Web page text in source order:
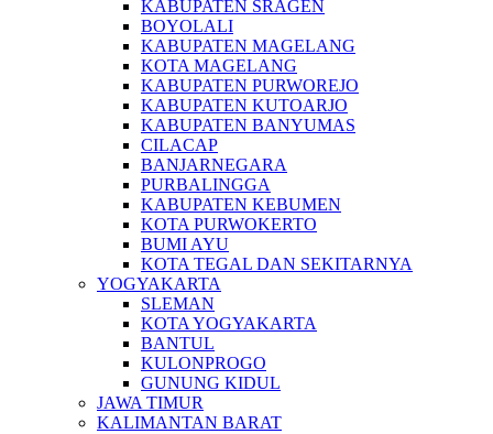
KABUPATEN SRAGEN
BOYOLALI
KABUPATEN MAGELANG
KOTA MAGELANG
KABUPATEN PURWOREJO
KABUPATEN KUTOARJO
KABUPATEN BANYUMAS
CILACAP
BANJARNEGARA
PURBALINGGA
KABUPATEN KEBUMEN
KOTA PURWOKERTO
BUMI AYU
KOTA TEGAL DAN SEKITARNYA
YOGYAKARTA
SLEMAN
KOTA YOGYAKARTA
BANTUL
KULONPROGO
GUNUNG KIDUL
JAWA TIMUR
KALIMANTAN BARAT